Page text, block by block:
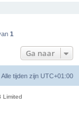
1
Ga naar
Alle tijden zijn UTC+01:00
Limited